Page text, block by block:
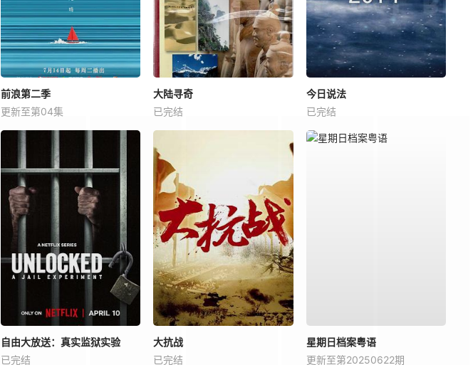
前浪第二季
更新至第04集
大陆寻奇
已完结
今日说法
已完结
自由大放送：真实监狱实验
已完结
大抗战
已完结
星期日档案粤语
更新至第20250622期